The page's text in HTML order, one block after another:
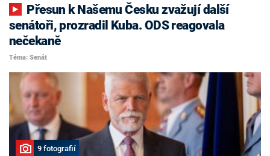
senátoři, prozradil Kuba. ODS reagovala
nečekaně
Téma: Senát
9 fotografií